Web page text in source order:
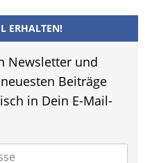
ERHALTEN!
Newsletter und
Beiträge
in Dein E-Mail-